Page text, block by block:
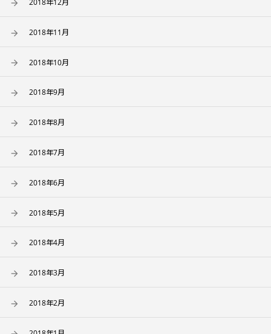
2018年12月
2018年11月
2018年10月
2018年9月
2018年8月
2018年7月
2018年6月
2018年5月
2018年4月
2018年3月
2018年2月